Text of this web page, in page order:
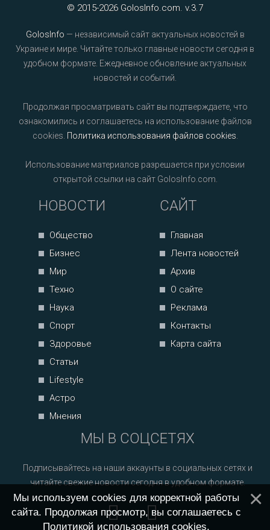
© 2015-2026 GolosInfo.com. v.3.7
GolosInfo — независимый сайт актуальных новостей в
Украине и мире. Читайте только главные новости сегодня в
удобном формате. Ежедневное обновление актуальных
новостей и событий.
Продолжая просматривать сайт вы подтверждаете, что
ознакомились и соглашаетесь на использование файлов
cookies. Политика использования файлов cookies
Использование материалов разрешается при условии
открытой ссылки на сайт GolosInfo.com.
НОВОСТИ
Общество
Бизнес
Мир
Техно
Наука
Спорт
Здоровье
Статьи
Lifestyle
Астро
Мнения
САЙТ
Главная
Лента новостей
Архив
О сайте
Реклама
Контакты
Карта сайта
МЫ В СОЦСЕТЯХ
Подписывайтесь на наши аккаунты в социальных сетях и
читайте свежие новости сегодня в удобном формате.
Мы используем cookies для корректной работы
сайта. Продолжая просмотр, вы соглашаетесь с
Политикой использования cookies.